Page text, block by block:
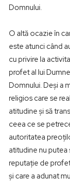
Domnului.
O altă ocazie în
este atunci când
cu privire la
profet al lui
Domnului. Deși a
religios care se
atitudine și să
ceea ce se
autoritatea
atitudine nu putea
reputație de
și care a adunat